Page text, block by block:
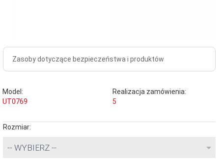
Zasoby dotyczące bezpieczeństwa i produktów
Model:
UT0769
Realizacja zamówienia:
5
Rozmiar:
-- WYBIERZ --